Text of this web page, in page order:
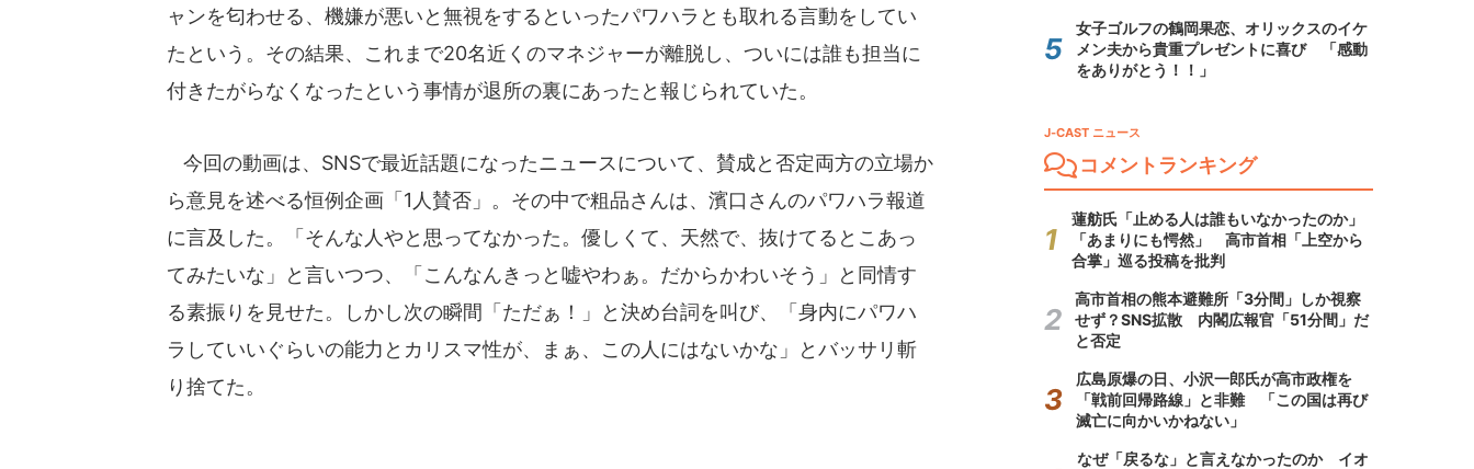
ャンを匂わせる、機嫌が悪いと無視をするといったパワハラとも取れる言動をしてい
たという。その結果、これまで20名近くのマネジャーが離脱し、ついには誰も担当に
付きたがらなくなったという事情が退所の裏にあったと報じられていた。
今回の動画は、SNSで最近話題になったニュースについて、賛成と否定両方の立場か
ら意見を述べる恒例企画「1人賛否」。その中で粗品さんは、濱口さんのパワハラ報道
に言及した。「そんな人やと思ってなかった。優しくて、天然で、抜けてるとこあっ
てみたいな」と言いつつ、「こんなんきっと嘘やわぁ。だからかわいそう」と同情す
る素振りを見せた。しかし次の瞬間「ただぁ！」と決め台詞を叫び、「身内にパワハ
ラしていいぐらいの能力とカリスマ性が、まぁ、この人にはないかな」とバッサリ斬
り捨てた。
女子ゴルフの鶴岡果恋、オリックスのイケ
メン夫から貴重プレゼントに喜び 「感動
をありがとう！！」
J-CAST ニュース
コメントランキング
蓮舫氏「止める人は誰もいなかったのか」
「あまりにも愕然」 高市首相「上空から
合掌」巡る投稿を批判
高市首相の熊本避難所「3分間」しか視察
せず？SNS拡散 内閣広報官「51分間」だ
と否定
広島原爆の日、小沢一郎氏が高市政権を
「戦前回帰路線」と非難 「この国は再び
滅亡に向かいかねない」
なぜ「戻るな」と言えなかったのか イオ